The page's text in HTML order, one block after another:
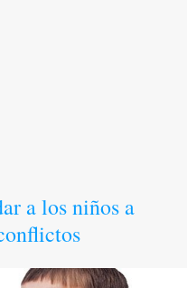
a los niños a